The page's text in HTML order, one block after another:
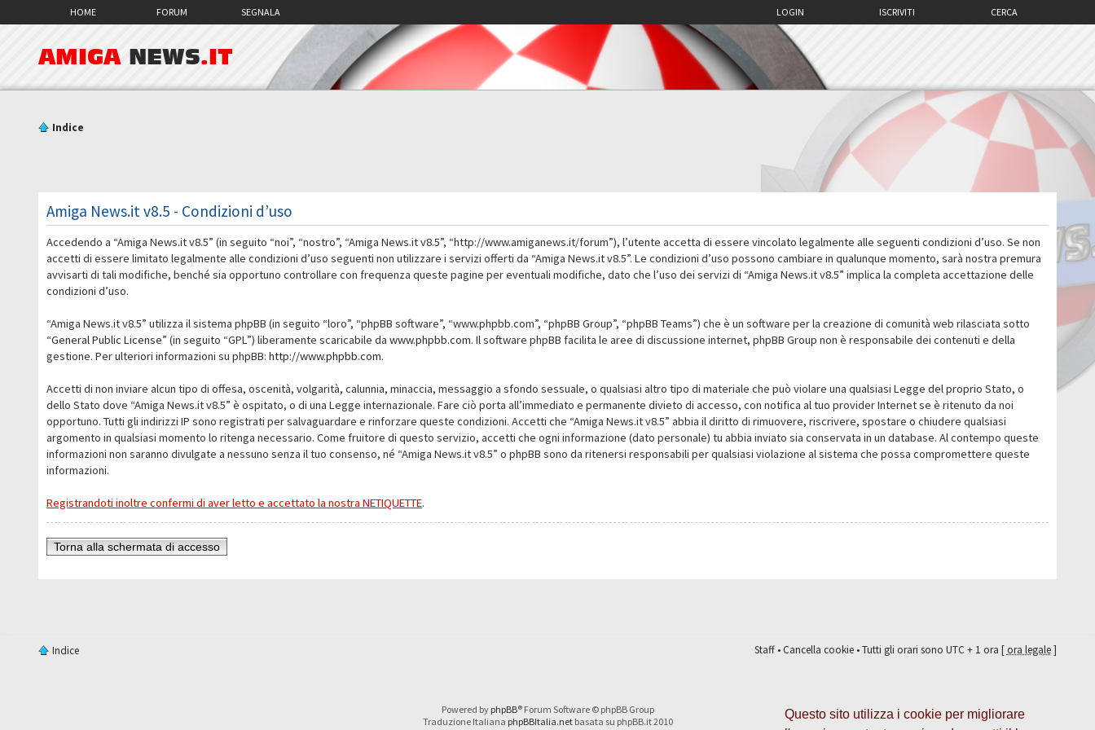
Questo sito utilizza i cookie per migliorare
HOME FORUM SEGNALA CERCA
ISCRIVITI
LOGIN
AMIGA NEWS.IT
Indice
Amiga News.it v8.5 - Condizioni d’uso
Accedendo a “Amiga News.it v8.5” (in seguito “noi”, “nostro”, “Amiga News.it v8.5”, “http://www.amiganews.it/forum”), l’utente accetta di essere vincolato legalmente alle seguenti condizioni d’uso. Se non
accetti di essere limitato legalmente alle condizioni d’uso seguenti non utilizzare i servizi offerti da “Amiga News.it v8.5”. Le condizioni d’uso possono cambiare in qualunque momento, sarà nostra premura
avvisarti di tali modifiche, benché sia opportuno controllare con frequenza queste pagine per eventuali modifiche, dato che l’uso dei servizi di “Amiga News.it v8.5” implica la completa accettazione delle
condizioni d’uso.
“Amiga News.it v8.5” utilizza il sistema phpBB (in seguito “loro”, “phpBB software”, “www.phpbb.com”, “phpBB Group”, “phpBB Teams”) che è un software per la creazione di comunità web rilasciata sotto
“General Public License” (in seguito “GPL”) liberamente scaricabile dawww.phpbb.com. Il software phpBB facilita le aree di discussione internet, phpBB Group non è responsabile dei contenuti e della
gestione. Per ulteriori informazioni su phpBB:http://www.phpbb.com.
Accetti di non inviare alcun tipo di offesa, oscenità, volgarità, calunnia, minaccia, messaggio a sfondo sessuale, o qualsiasi altro tipo di materiale che può violare una qualsiasi Legge del proprio Stato, o
dello Stato dove “Amiga News.it v8.5” è ospitato, o di una Legge internazionale. Fare ciò porta all’immediato e permanente divieto di accesso, con notifica al tuo provider Internet se è ritenuto da noi
opportuno. Tutti gli indirizzi IP sono registrati per salvaguardare e rinforzare queste condizioni. Accetti che “Amiga News.it v8.5” abbia il diritto di rimuovere, riscrivere, spostare o chiudere qualsiasi
argomento in qualsiasi momento lo ritenga necessario. Come fruitore di questo servizio, accetti che ogni informazione (dato personale) tu abbia inviato sia conservata in un database. Al contempo queste
informazioni non saranno divulgate a nessuno senza il tuo consenso, né “Amiga News.it v8.5” o phpBB sono da ritenersi responsabili per qualsiasi violazione al sistema che possa compromettere queste
informazioni.
Registrandoti inoltre confermi di aver letto e accettato la nostra NETIQUETTE.
Torna alla schermata di accesso
Indice Staff•Cancella cookie• Tutti gli orari sono UTC + 1 ora [ora legale]
Powered by phpBB® Forum Software © phpBB Group
Traduzione Italiana phpBBItalia.netbasata su phpBB.it 2010